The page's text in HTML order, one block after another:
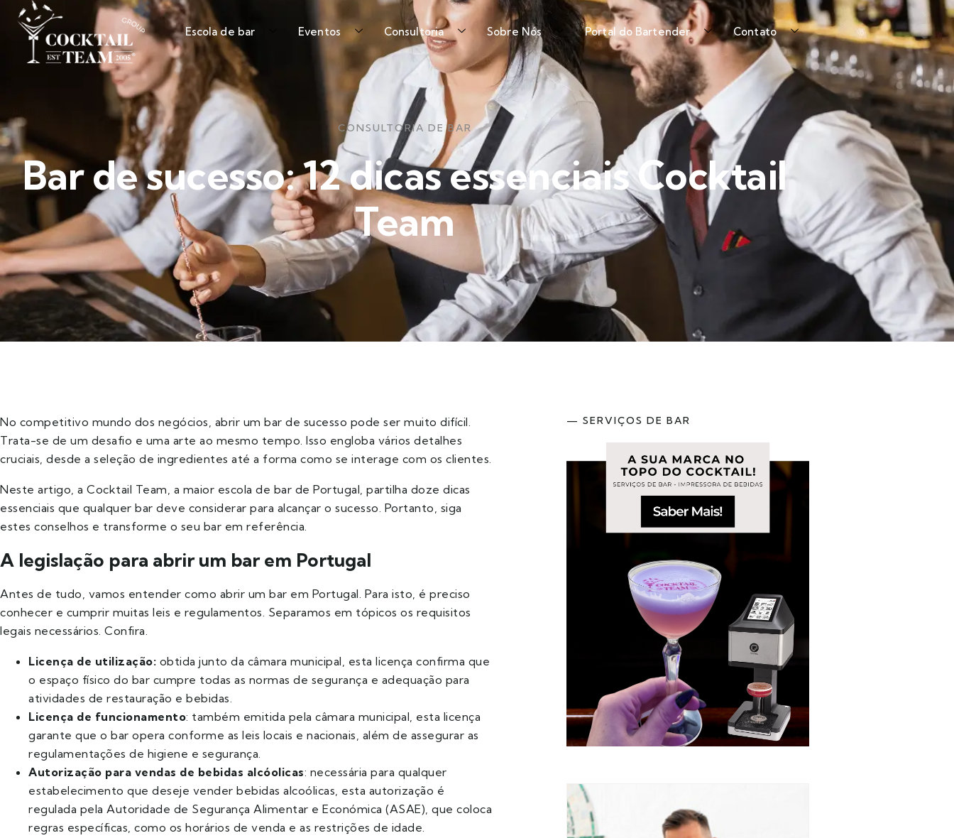
Escola de bar Eventos Consultoria Sobre Nós Portal do Bartender Contato
CONSULTORIA DE BAR
Bar de sucesso: 12 dicas essenciais Cocktail
Team
No competitivo mundo dos negócios, abrir um bar de sucesso pode ser muito difícil.
Trata-se de um desafio e uma arte ao mesmo tempo. Isso engloba vários detalhes
cruciais, desde a seleção de ingredientes até a forma como se interage com os clientes.
Neste artigo, a Cocktail Team, a maior escola de bar de Portugal, partilha doze dicas
essenciais que qualquer bar deve considerar para alcançar o sucesso. Portanto, siga
estes conselhos e transforme o seu bar em referência.
A legislação para abrir um bar em Portugal
Antes de tudo, vamos entender como abrir um bar em Portugal. Para isto, é preciso
conhecer e cumprir muitas leis e regulamentos. Separamos em tópicos os requisitos
legais necessários. Confira.
Licença de utilização: obtida junto da câmara municipal, esta licença confirma que
o espaço físico do bar cumpre todas as normas de segurança e adequação para
atividades de restauração e bebidas.
Licença de funcionamento: também emitida pela câmara municipal, esta licença
garante que o bar opera conforme as leis locais e nacionais, além de assegurar as
regulamentações de higiene e segurança.
Autorização para vendas de bebidas alcóolicas: necessária para qualquer
estabelecimento que deseje vender bebidas alcoólicas, esta autorização é
regulada pela Autoridade de Segurança Alimentar e Económica (ASAE), que coloca
regras específicas, como os horários de venda e as restrições de idade.
— SERVIÇOS DE BAR